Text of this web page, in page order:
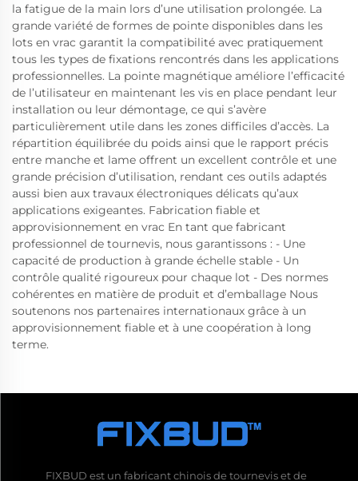
la fatigue de la main lors d’une utilisation prolongée. La
grande variété de formes de pointe disponibles dans les
lots en vrac garantit la compatibilité avec pratiquement
tous les types de fixations rencontrés dans les applications
professionnelles. La pointe magnétique améliore l’efficacité
de l’utilisateur en maintenant les vis en place pendant leur
installation ou leur démontage, ce qui s’avère
particulièrement utile dans les zones difficiles d’accès. La
répartition équilibrée du poids ainsi que le rapport précis
entre manche et lame offrent un excellent contrôle et une
grande précision d’utilisation, rendant ces outils adaptés
aussi bien aux travaux électroniques délicats qu’aux
applications exigeantes. Fabrication fiable et
approvisionnement en vrac En tant que fabricant
professionnel de tournevis, nous garantissons : - Une
capacité de production à grande échelle stable - Un
contrôle qualité rigoureux pour chaque lot - Des normes
cohérentes en matière de produit et d’emballage Nous
soutenons nos partenaires internationaux grâce à un
approvisionnement fiable et à une coopération à long
terme.
FIXBUD est un fabricant chinois de tournevis et de